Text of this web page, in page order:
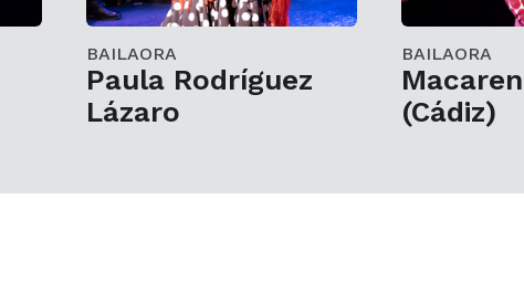
BAILAORA
Paula Rodríguez
Lázaro
BAILAORA
(Cádiz)